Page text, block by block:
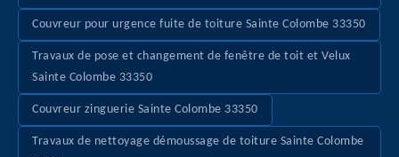
Couvreur pour urgence fuite de toiture Sainte Colombe 33350
Travaux de pose et changement de fenêtre de toit et Velux
Sainte Colombe 33350
Couvreur zinguerie Sainte Colombe 33350
Travaux de nettoyage démoussage de toiture Sainte Colombe